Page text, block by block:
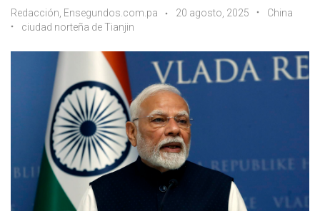
Redacción, Ensegundos.com.pa 20 agosto, 2025
China
ciudad norteña de Tianjin